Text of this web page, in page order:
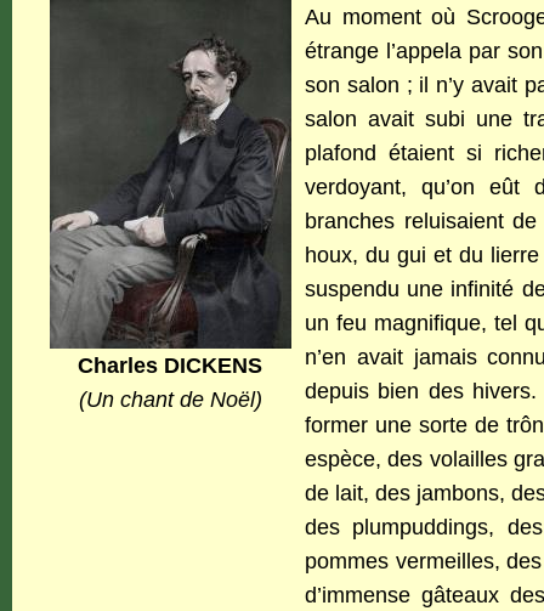
Charles DICKENS
(Un chant de Noël)
Au moment où
étrange l’appela par
son salon ; il n’y avait
salon avait subi une
plafond étaient si
verdoyant, qu’on eût
branches reluisaient
houx, du gui et du
suspendu une infinité
un feu magnifique, tel
n’en avait jamais
depuis bien des
former une sorte de
espèce, des volailles
de lait, des jambons,
des plumpuddings,
pommes vermeilles,
d’immense gâteaux